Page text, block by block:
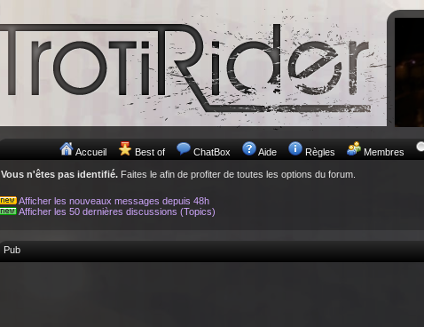
Accueil Best of ChatBox Aide Règles Membres
Vous n'êtes pas identifié. Faites le afin de profiter de toutes les options du forum.
Afficher les nouveaux messages depuis 48h
Afficher les 50 dernières discussions (Topics)
Pub